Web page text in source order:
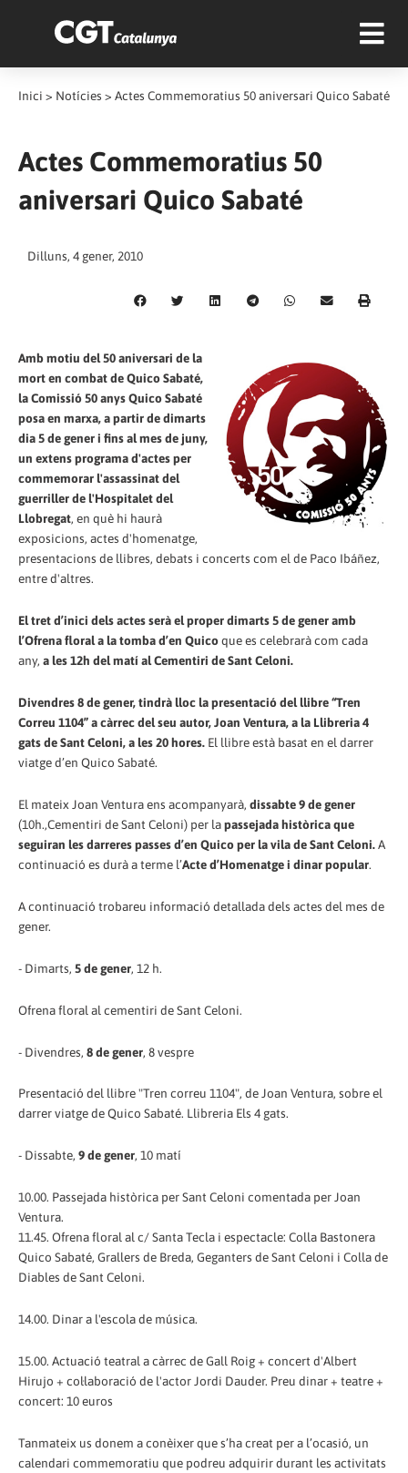
Inici > Notícies > Actes Commemoratius 50 aniversari Quico Sabaté
Actes Commemoratius 50
aniversari Quico Sabaté
Dilluns, 4 gener, 2010
Amb motiu del 50 aniversari de la
mort en combat de Quico Sabaté,
la Comissió 50 anys Quico Sabaté
posa en marxa, a partir de dimarts
dia 5 de gener i fins al mes de juny,
un extens programa d'actes per
commemorar l'assassinat del
guerriller de l'Hospitalet del
Llobregat, en què hi haurà
exposicions, actes d'homenatge,
presentacions de llibres, debats i concerts com el de Paco Ibáñez,
entre d'altres.
El tret d’inici dels actes serà el proper dimarts 5 de gener amb
l’Ofrena floral a la tomba d’en Quicoque es celebrarà com cada
any, a les 12h del matí al Cementiri de Sant Celoni.
Divendres 8 de gener, tindrà lloc la presentació del llibre “Tren
Correu 1104” a càrrec del seu autor, Joan Ventura, a la Llibreria 4
gats de Sant Celoni, a les 20 hores. El llibre està basat en el darrer
viatge d’en Quico Sabaté.
El mateix Joan Ventura ens acompanyarà, dissabte 9 de gener
(10h.,Cementiri de Sant Celoni) per lapassejada històrica que
seguiran les darreres passes d’en Quico per la vila de Sant Celoni.A
continuació es durà a terme l’Acte d’Homenatge i dinar popular.
A continuació trobareu informació detallada dels actes del mes de
gener.
- Dimarts, 5 de gener, 12 h.
Ofrena floral al cementiri de Sant Celoni.
- Divendres, 8 de gener, 8 vespre
Presentació del llibre "Tren correu 1104", de Joan Ventura, sobre el
darrer viatge de Quico Sabaté. Llibreria Els 4 gats.
- Dissabte, 9 de gener, 10 matí
10.00. Passejada històrica per Sant Celoni comentada per Joan
Ventura.
11.45. Ofrena floral al c/ Santa Tecla i espectacle: Colla Bastonera
Quico Sabaté, Grallers de Breda, Geganters de Sant Celoni i Colla de
Diables de Sant Celoni.
14.00. Dinar a l'escola de música.
15.00. Actuació teatral a càrrec de Gall Roig + concert d'Albert
Hirujo + col·laboració de l'actor Jordi Dauder. Preu dinar + teatre +
concert: 10 euros
Tanmateix us donem a conèixer que s’ha creat per a l’ocasió, un
calendari commemoratiu que podreu adquirir durant les activitats